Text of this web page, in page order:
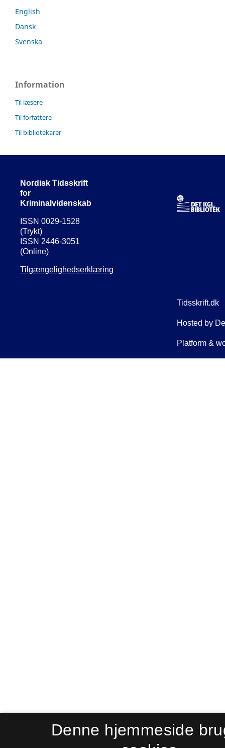
English
Dansk
Svenska
Information
Til læsere
Til forfattere
Til bibliotekarer
Nordisk Tidsskrift
for
Kriminalvidenskab
ISSN 0029-1528
(Trykt)
ISSN 2446-3051
(Online)
Tilgængelighedserklæring
Denne hjemmeside